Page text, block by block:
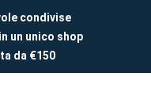
condivise
un unico shop
da €150